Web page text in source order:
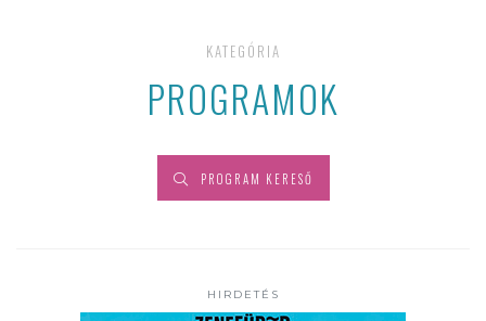
KATEGÓRIA
PROGRAMOK
PROGRAM KERESŐ
HIRDETÉS